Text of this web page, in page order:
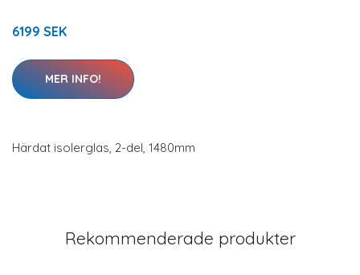
6199 SEK
MER INFO!
Härdat isolerglas, 2-del, 1480mm
Rekommenderade produkter